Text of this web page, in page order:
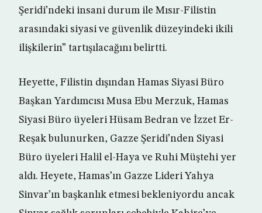
Şeridi’ndeki insani durum ile Mısır-Filistin
arasındaki siyasi ve güvenlik düzeyindeki ikili
ilişkilerin” tartışılacağını belirtti.
Heyette, Filistin dışından Hamas Siyasi Büro
Başkan Yardımcısı Musa Ebu Merzuk, Hamas
Siyasi Büro üyeleri Hüsam Bedran ve İzzet Er-
Reşak bulunurken, Gazze Şeridi’nden Siyasi
Büro üyeleri Halil el-Haya ve Ruhi Müştehi yer
aldı. Heyete, Hamas’ın Gazze Lideri Yahya
Sinvar’ın başkanlık etmesi bekleniyordu ancak